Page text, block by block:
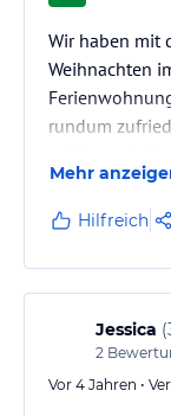
Wir haben mit
Weihnachten
rundum
Bäcker
ca. 5 Min. mit
Joghurt,
Hof erworben
überaus
haben uns
Mehr
Hilfreich
Jessica (
2
Vor 4 Jahren •